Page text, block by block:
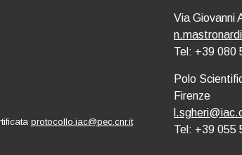
protocollo.iac@pec.cnr.it
Via Giovanni
Tel: +39 080
Polo
Firenze
Tel: +39 055